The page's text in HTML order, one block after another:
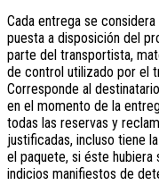
Cada entrega se
puesta a disposición del
parte del transportista,
de control utilizado por el
Corresponde al
en el momento de la
todas las reservas y
justificadas, incluso tiene
el paquete, si éste
indicios manifiestos de